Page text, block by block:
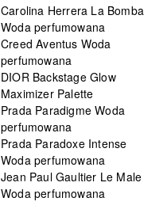
Carolina Herrera La Bomba
Woda perfumowana
Creed Aventus Woda
perfumowana
DIOR Backstage Glow
Maximizer Palette
Prada Paradigme Woda
perfumowana
Prada Paradoxe Intense
Woda perfumowana
Jean Paul Gaultier Le Male
Woda perfumowana